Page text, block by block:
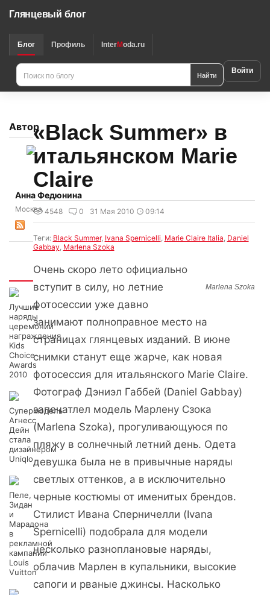
Глянцевый блог
Блог Профиль InterModa.ru
Найти Войти
Автор
Анна Федюнина
Москва
Интересно
Лучшие
наряды
церемонии
награждения
Kids
Choice
Awards
2010
Супермодель
Агнесс
Дейн
стала
дизайнером
Uniqlo
Пеле,
Зидан
и
Марадона
в
рекламной
кампании
Louis
Vuitton
«Black Summer» в
итальянском Marie
Claire
4548 0 31 Мая 2010 09:14
Теги: Black Summer, Ivana Spernicelli, Marie Claire Italia, Daniel
Gabbay, Marlena Szoka
Marlena Szoka
Очень скоро лето официально
вступит в силу, но летние
фотосессии уже давно
занимают полноправное место на
страницах глянцевых изданий. В июне
снимки станут еще жарче, как новая
фотосессия для итальянского Marie Claire.
Фотограф Дэниэл Габбей (Daniel Gabbay)
запечатлел модель Марлену Сзока
(Marlena Szoka), прогуливающуюся по
пляжу в солнечный летний день. Одета
девушка была не в привычные наряды
светлых оттенков, а в исключительно
черные костюмы от именитых брендов.
Стилист Ивана Сперничелли (Ivana
Spernicelli) подобрала для модели
несколько разноплановые наряды,
облачив Марлен в купальники, высокие
сапоги и рваные джинсы. Насколько